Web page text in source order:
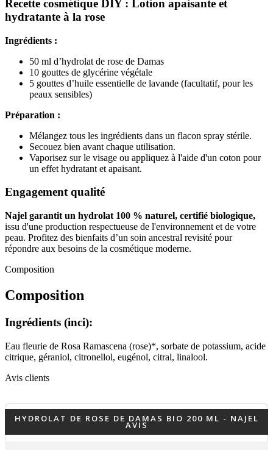
Recette cosmétique DIY : Lotion apaisante et
hydratante à la rose
Ingrédients :
50 ml d’hydrolat de rose de Damas
10 gouttes de glycérine végétale
5 gouttes d’huile essentielle de lavande (facultatif, pour les
peaux sensibles)
Préparation :
Mélangez tous les ingrédients dans un flacon spray stérile.
Secouez bien avant chaque utilisation.
Vaporisez sur le visage ou appliquez à l'aide d'un coton pour
un effet hydratant et apaisant.
Engagement qualité
Najel garantit un hydrolat 100 % naturel, certifié biologique,
issu d'une production respectueuse de l'environnement et de votre
peau. Profitez des bienfaits d’un soin ancestral revisité pour
répondre aux besoins de la cosmétique moderne.
Composition
Composition
Ingrédients (inci):
Eau fleurie de Rosa Ramascena (rose)*, sorbate de potassium, acide
citrique, géraniol, citronellol, eugénol, citral, linalool.
Avis clients
HYDROLAT DE ROSE DE DAMAS BIO 200 ML - NAJEL
AVIS